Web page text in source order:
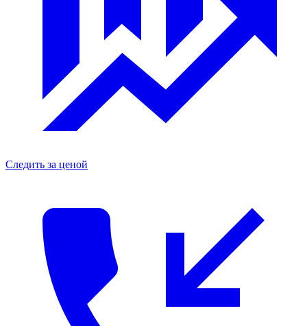
Следить за ценой